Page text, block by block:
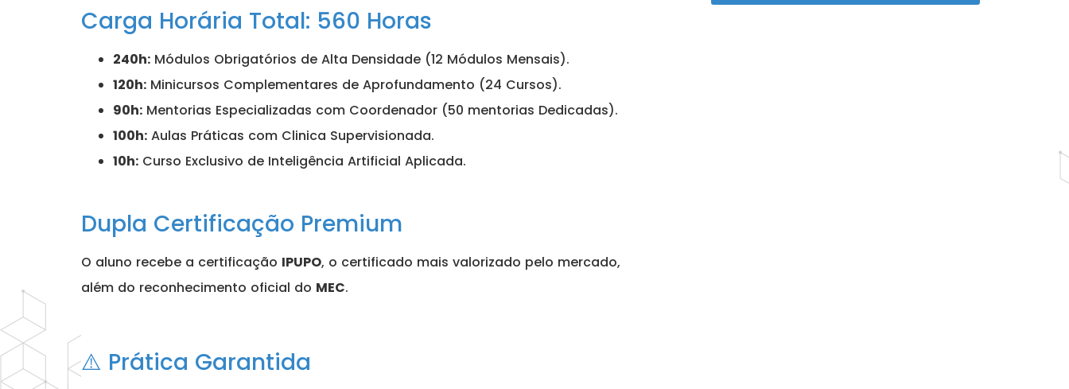
Carga Horária Total: 560 Horas
240h: Módulos Obrigatórios de Alta Densidade (12 Módulos Mensais).
120h: Minicursos Complementares de Aprofundamento (24 Cursos).
90h: Mentorias Especializadas com Coordenador (50 mentorias Dedicadas).
100h: Aulas Práticas com Clinica Supervisionada.
10h: Curso Exclusivo de Inteligência Artificial Aplicada.
Dupla Certificação Premium
O aluno recebe a certificação IPUPO, o certificado mais valorizado pelo mercado,
além do reconhecimento oficial do MEC.
⚠️ Prática Garantida